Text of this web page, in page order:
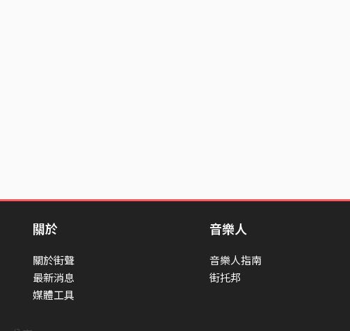
關於
關於街聲
最新消息
媒體工具
音樂人
音樂人指南
街托邦